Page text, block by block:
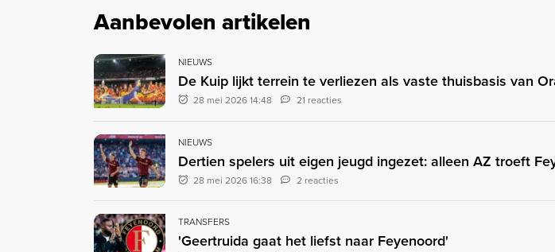
Aanbevolen artikelen
NIEUWS
De Kuip lijkt terrein te verliezen als vaste thuisbasis van
28 mei 2026 14:48 21 reacties
NIEUWS
Dertien spelers uit eigen jeugd ingezet: alleen AZ troeft
28 mei 2026 16:38 2 reacties
TRANSFERS
'Geertruida gaat het liefst naar Feyenoord'